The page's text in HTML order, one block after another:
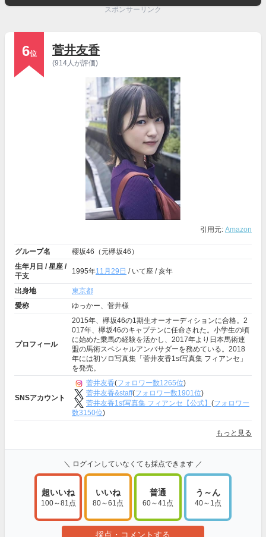
スポンサーリンク
6位 菅井友香
(914人が評価)
引用元: Amazon
グループ名
櫻坂46（元欅坂46）
生年月日 / 星座 /
干支
1995年11月29日 / いて座 / 亥年
出身地
東京都
愛称
ゆっかー、菅井様
プロフィール
2015年、欅坂46の1期生オーオーディションに合格。2
017年、欅坂46のキャプテンに任命された。小学生の頃
に始めた乗馬の経験を活かし、2017年より日本馬術連
盟の馬術スペシャルアンバサダーを務めている。2018
年には初ソロ写真集「菅井友香1st写真集 フィアンセ」
を発売。
SNSアカウント
菅井友香(フォロワー数1265位)
菅井友香&staff(フォロワー数1901位)
菅井友香1st写真集 フィアンセ【公式】 (フォロワー
数3150位)
もっと見る
＼ ログインしていなくても採点できます ／
超いいね
100～81点
いいね
80～61点
普通
60～41点
う～ん
40～1点
採点・コメントする